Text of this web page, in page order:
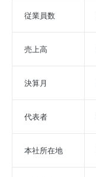
従業員数
売上高
決算月
代表者
本社所在地